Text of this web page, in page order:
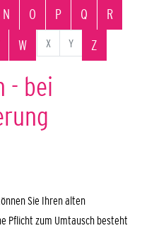
N O P Q
R
W X Y Z
- bei
Sie Ihren alten
Pflicht zum Umtausch besteht